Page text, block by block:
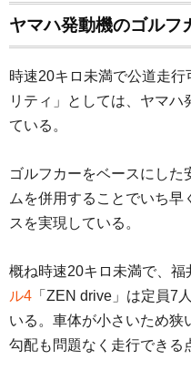
ヤマハ発動機のゴルフ
時速20キロ未満で公道走
リティ」としては、ヤマハ
ている。
ゴルフカーをベースにした
ムを併用することでいち早
スを実現している。
概ね時速20キロ未満で、
ル4 「ZEN drive」は定員7
いる。車体が小さいため狭
勾配も問題なく走行できる